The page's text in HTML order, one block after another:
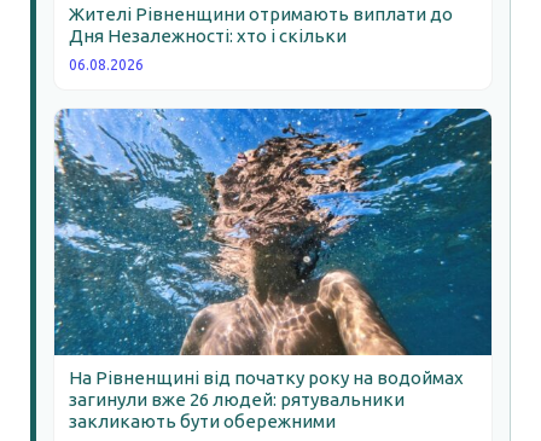
Жителі Рівненщини отримають виплати до
Дня Незалежності: хто і скільки
06.08.2026
На Рівненщині від початку року на водоймах
загинули вже 26 людей: рятувальники
закликають бути обережними